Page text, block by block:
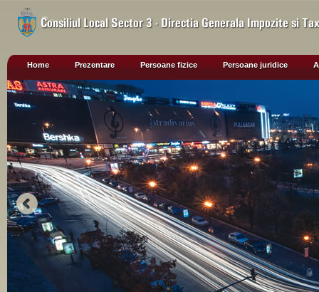
Home Prezentare Persoane fizice Persoane juridice